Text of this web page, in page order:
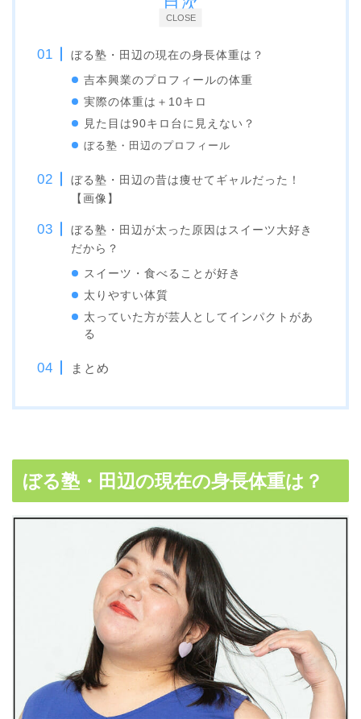
CLOSE
ぼる塾・田辺の現在の身長体重は？
吉本興業のプロフィールの体重
実際の体重は＋10キロ
見た目は90キロ台に見えない？
ぼる塾・田辺のプロフィール
ぼる塾・田辺の昔は痩せてギャルだった！
【画像】
ぼる塾・田辺が太った原因はスイーツ大好き
だから？
スイーツ・食べることが好き
太りやすい体質
太っていた方が芸人としてインパクトがあ
る
まとめ
ぼる塾・田辺の現在の身長体重は？